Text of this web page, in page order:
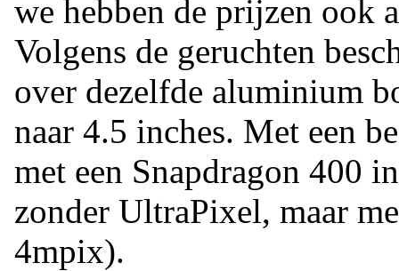
we hebben de prijzen ook
Volgens de geruchten
over dezelfde aluminium
naar 4.5 inches. Met een
met een Snapdragon 400
zonder UltraPixel, maar
4mpix).